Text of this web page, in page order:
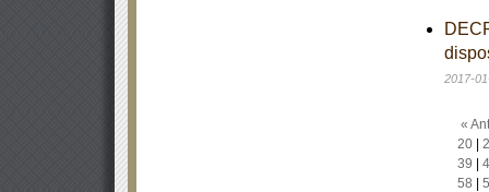
2017-
«
20|
39
58